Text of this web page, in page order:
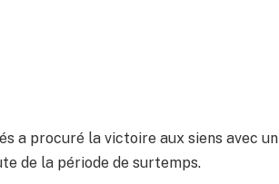
a procuré la victoire aux siens avec un
de la période de surtemps.